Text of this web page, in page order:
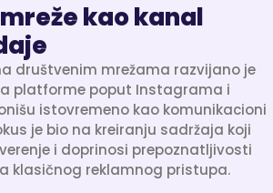
kao kanal
društvenim mrežama razvijano je
platforme poput Instagrama i
istovremeno kao komunikacioni
je bio na kreiranju sadržaja koji
i doprinosi prepoznatljivosti
klasičnog reklamnog pristupa.